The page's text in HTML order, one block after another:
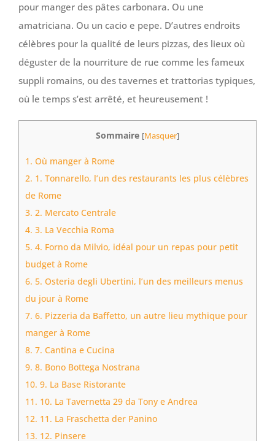
pour manger des pâtes carbonara. Ou une
amatriciana. Ou un cacio e pepe. D’autres endroits
célèbres pour la qualité de leurs pizzas, des lieux où
déguster de la nourriture de rue comme les fameux
suppli romains, ou des tavernes et trattorias typiques,
où le temps s’est arrêté, et heureusement !
Sommaire [Masquer]
1. Où manger à Rome
2. 1. Tonnarello, l’un des restaurants les plus célèbres
de Rome
3. 2. Mercato Centrale
4. 3. La Vecchia Roma
5. 4. Forno da Milvio, idéal pour un repas pour petit
budget à Rome
6. 5. Osteria degli Ubertini, l’un des meilleurs menus
du jour à Rome
7. 6. Pizzeria da Baffetto, un autre lieu mythique pour
manger à Rome
8. 7. Cantina e Cucina
9. 8. Bono Bottega Nostrana
10. 9. La Base Ristorante
11. 10. La Tavernetta 29 da Tony e Andrea
12. 11. La Fraschetta der Panino
13. 12. Pinsere